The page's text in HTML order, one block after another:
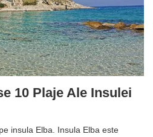
10 Plaje Ale Insulei
insula Elba. Insula Elba este